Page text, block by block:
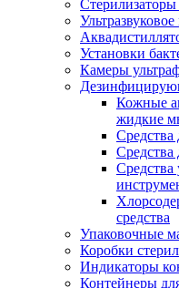
Установки
Камеры
Кожные
жидкие
Средства
Средства
Средства
средства
Упаковочные
Коробки
Индикаторы
Контейнеры